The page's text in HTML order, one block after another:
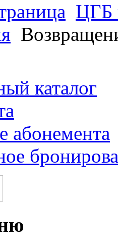
ЦГБ
каталог
абонемента